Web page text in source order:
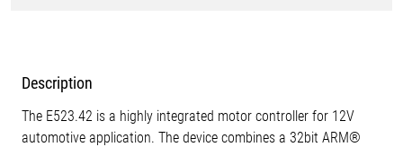
Description
The E523.42 is a highly integrated motor controller for 12V
automotive application. The device combines a 32bit ARM®